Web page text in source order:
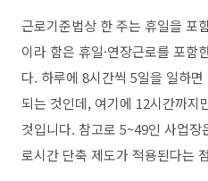
근로기준법상 한 주는 휴일을 포
이라 함은 휴일·연장근로를 포함
다. 하루에 8시간씩 5일을 일하
되는 것인데, 여기에 12시간까지
것입니다. 참고로 5~49인 사업
로시간 단축 제도가 적용된다는